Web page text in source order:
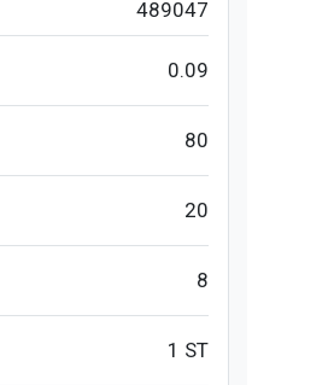
489047
0.09
80
20
8
1 ST